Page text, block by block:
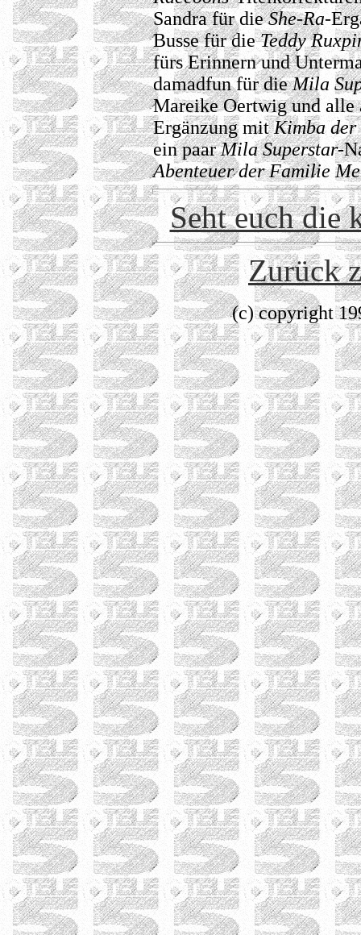
Sandra für dieShe-Ra-
Busse für dieTeddy
fürs Erinnern und
damadfun für dieMila
Mareike Oertwig und alle
Ergänzung mitKimba der
ein paarMila Superstar-
Abenteuer der Familie
Seht euch die
Zurück
(c) copyright